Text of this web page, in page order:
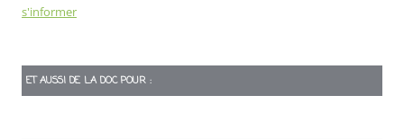
s'informer
ET AUSSI DE LA DOC POUR :